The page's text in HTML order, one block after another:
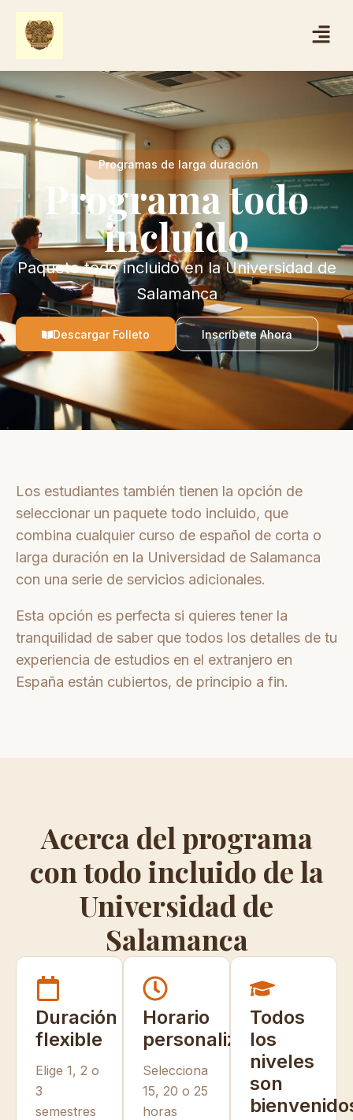
contenido
Menú
Programas de larga duración
Programa todo
incluido
Paquete todo incluido en la Universidad de
Salamanca
Descargar Folleto Inscríbete Ahora
Los estudiantes también tienen la opción de
seleccionar un paquete todo incluido, que
combina cualquier curso de español de corta o
larga duración en la Universidad de Salamanca
con una serie de servicios adicionales.
Esta opción es perfecta si quieres tener la
tranquilidad de saber que todos los detalles de tu
experiencia de estudios en el extranjero en
España están cubiertos, de principio a fin.
Acerca del programa
con todo incluido de la
Universidad de
Salamanca
Duración
flexible
Elige 1, 2 o
3
semestres
Horario
personalizable
Selecciona
15, 20 o 25
horas
Todos
los
niveles
son